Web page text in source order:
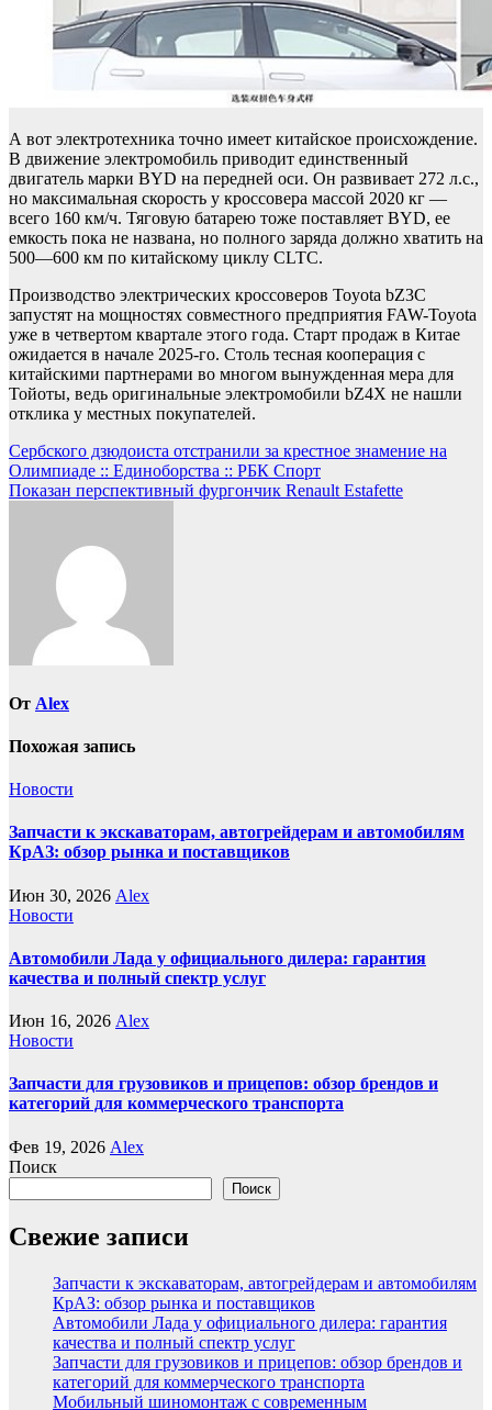
А вот электротехника точно имеет китайское происхождение.
В движение электромобиль приводит единственный
двигатель марки BYD на передней оси. Он развивает 272 л.с.,
но максимальная скорость у кроссовера массой 2020 кг —
всего 160 км/ч. Тяговую батарею тоже поставляет BYD, ее
емкость пока не названа, но полного заряда должно хватить на
500—600 км по китайскому циклу CLTC.
Производство электрических кроссоверов Toyota bZ3C
запустят на мощностях совместного предприятия FAW-Toyota
уже в четвертом квартале этого года. Старт продаж в Китае
ожидается в начале 2025-го. Столь тесная кооперация с
китайскими партнерами во многом вынужденная мера для
Тойоты, ведь оригинальные электромобили bZ4X не нашли
отклика у местных покупателей.
Навигация
по
Сербского дзюдоиста отстранили за крестное знамение на
Олимпиаде :: Единоборства :: РБК Спорт
Показан перспективный фургончик Renault Estafette
От Alex
Похожая запись
Новости
Запчасти к экскаваторам, автогрейдерам и автомобилям
КрАЗ: обзор рынка и поставщиков
Июн 30, 2026 Alex
Новости
Автомобили Лада у официального дилера: гарантия
качества и полный спектр услуг
Июн 16, 2026 Alex
Новости
Запчасти для грузовиков и прицепов: обзор брендов и
категорий для коммерческого транспорта
Фев 19, 2026 Alex
Поиск
Поиск
Свежие записи
Запчасти к экскаваторам, автогрейдерам и автомобилям
КрАЗ: обзор рынка и поставщиков
Автомобили Лада у официального дилера: гарантия
качества и полный спектр услуг
Запчасти для грузовиков и прицепов: обзор брендов и
категорий для коммерческого транспорта
Мобильный шиномонтаж с современным